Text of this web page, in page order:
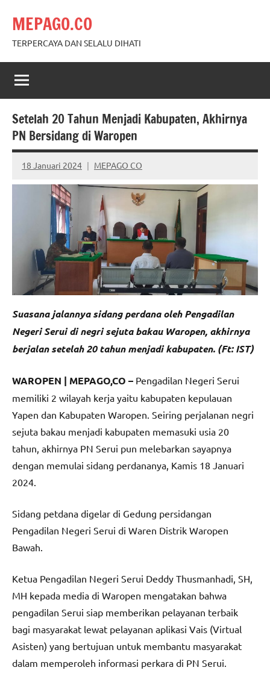
content
MEPAGO.CO
TERPERCAYA DAN SELALU DIHATI
Setelah 20 Tahun Menjadi Kabupaten, Akhirnya
PN Bersidang di Waropen
18 Januari 2024 MEPAGO CO
No
comments
Suasana jalannya sidang perdana oleh Pengadilan
Negeri Serui di negri sejuta bakau Waropen, akhirnya
berjalan setelah 20 tahun menjadi kabupaten. (Ft: IST)
WAROPEN | MEPAGO,CO – Pengadilan Negeri Serui
memiliki 2 wilayah kerja yaitu kabupaten kepulauan
Yapen dan Kabupaten Waropen. Seiring perjalanan negri
sejuta bakau menjadi kabupaten memasuki usia 20
tahun, akhirnya PN Serui pun melebarkan sayapnya
dengan memulai sidang perdananya, Kamis 18 Januari
2024.
Sidang petdana digelar di Gedung persidangan
Pengadilan Negeri Serui di Waren Distrik Waropen
Bawah.
Ketua Pengadilan Negeri Serui Deddy Thusmanhadi, SH,
MH kepada media di Waropen mengatakan bahwa
pengadilan Serui siap memberikan pelayanan terbaik
bagi masyarakat lewat pelayanan aplikasi Vais (Virtual
Asisten) yang bertujuan untuk membantu masyarakat
dalam memperoleh informasi perkara di PN Serui.